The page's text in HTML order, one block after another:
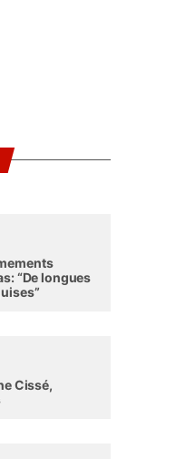
“De longues
Cissé,